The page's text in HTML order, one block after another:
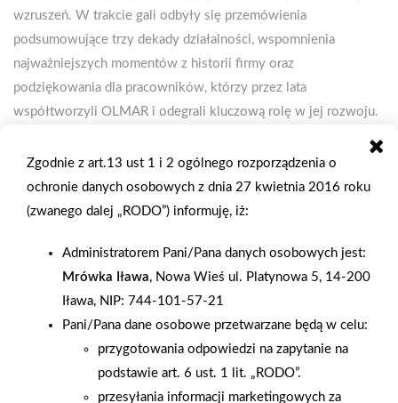
wzruszeń. W trakcie gali odbyły się przemówienia
podsumowujące trzy dekady działalności, wspomnienia
najważniejszych momentów z historii firmy oraz
podziękowania dla pracowników, którzy przez lata
współtworzyli OLMAR i odegrali kluczową rolę w jej rozwoju.
PSB — Członka Zarządu, pana Grzegorza Filipka oraz
Kierownika Regionu, pana Michała Śniocha , którzy swoją
obecnością podkreślili rangę wydarzenia, a także naszą
obecnością uroczystość zaszczycił także Starosta Powiatu
Chrzanowskiego, pan Bartłomiej Gębala , co było dla nas
niezwykle ważnym i symbolicznym podkreśleniem roli, jaką
firma OLMAR odgrywa w lokalnym środowisku oraz w rozwoju
gospodarczym regionu. W obchodach uczestniczyli również
nasi wieloletni partnerzy handlowi, w tym przedstawiciele m.in
firm: Fakro, Baumit, Velux, MDM, Selena, Galeco, Xella oraz
Zgodnie z art.13 ust 1 i 2 ogólnego rozporządzenia o
ochronie danych osobowych z dnia 27 kwietnia 2016 roku
(zwanego dalej „RODO”) informuję, iż:
Administratorem Pani/Pana danych osobowych jest:
Mrówka Iława, Nowa Wieś ul. Platynowa 5, 14-200
Iława, NIP: 744-101-57-21
Pani/Pana dane osobowe przetwarzane będą w celu:
przygotowania odpowiedzi na zapytanie na
podstawie art. 6 ust. 1 lit. „RODO”.
przesyłania informacji marketingowych za